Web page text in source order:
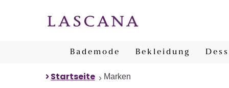
Bademode Bekleidung
Startseite Marken